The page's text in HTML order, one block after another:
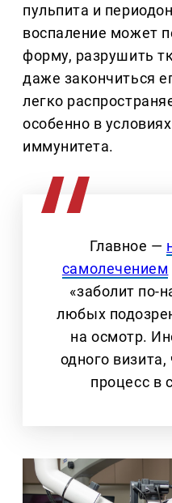
пульпита и
воспаление может
форму, разрушить
даже закончиться
легко
особенно в
иммунитета.
Главное —
самолечением
«заболит по-
любых
на осмотр.
одного
процесс в